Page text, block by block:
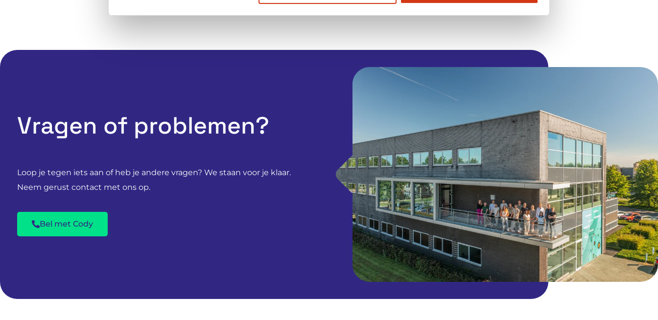
Vragen of problemen?
Loop je tegen iets aan of heb je andere vragen? We staan voor je klaar.
Neem gerust contact met ons op.
Bel met Cody